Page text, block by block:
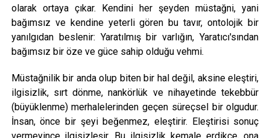
olarak ortaya çıkar. Kendini her şeyden müstağni, yani
bağımsız ve kendine yeterli gören bu tavır, ontolojik bir
yanılgıdan beslenir: Yaratılmış bir varlığın, Yaratıcı'sından
bağımsız bir öze ve güce sahip olduğu vehmi.
Müstağnilik bir anda olup biten bir hal değil, aksine eleştiri,
ilgisizlik, sırt dönme, nankörlük ve nihayetinde tekebbür
(büyüklenme) merhalelerinden geçen süreçsel bir olgudur.
İnsan, önce bir şeyi beğenmez, eleştirir. Eleştirisi sonuç